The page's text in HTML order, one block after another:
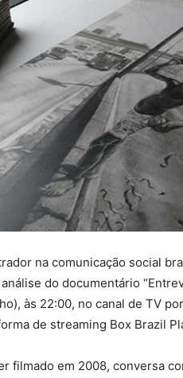
na comunicação social
do documentário
às 22:00, no canal de TV
de streaming Box Brazil
filmado em 2008, conversa